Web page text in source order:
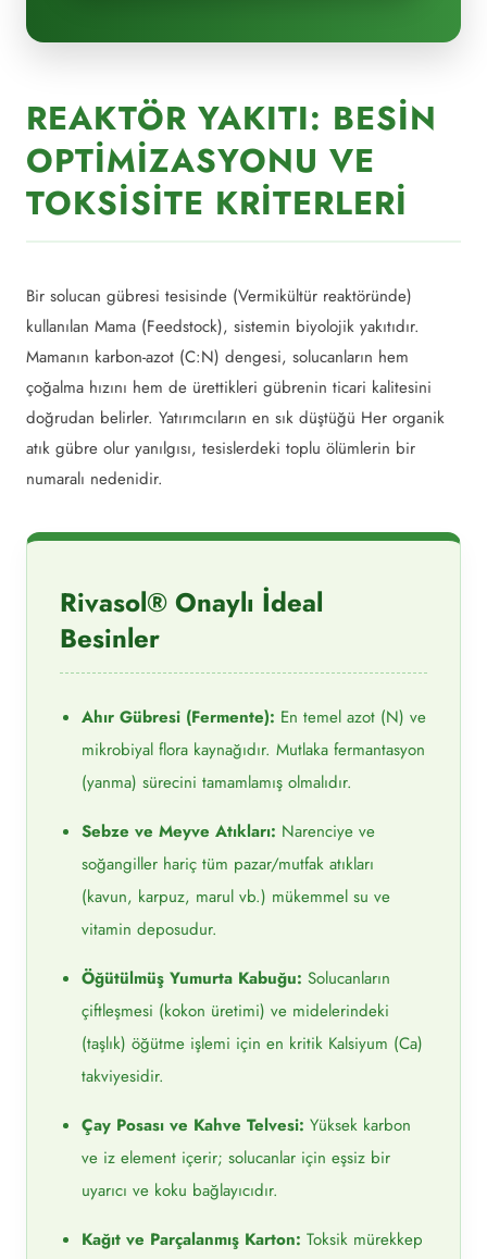
REAKTÖR YAKITI: BESIN
OPTIMIZASYONU VE
TOKSISITE KRITERLERI
Bir solucan gübresi tesisinde (Vermikültür reaktöründe)
kullanılan Mama (Feedstock), sistemin biyolojik yakıtıdır.
Mamanın karbon-azot (C:N) dengesi, solucanların hem
çoğalma hızını hem de ürettikleri gübrenin ticari kalitesini
doğrudan belirler. Yatırımcıların en sık düştüğü Her organik
atık gübre olur yanılgısı, tesislerdeki toplu ölümlerin bir
numaralı nedenidir.
Rivasol® Onaylı İdeal
Besinler
Ahır Gübresi (Fermente): En temel azot (N) ve
mikrobiyal flora kaynağıdır. Mutlaka fermantasyon
(yanma) sürecini tamamlamış olmalıdır.
Sebze ve Meyve Atıkları: Narenciye ve
soğangiller hariç tüm pazar/mutfak atıkları
(kavun, karpuz, marul vb.) mükemmel su ve
vitamin deposudur.
Öğütülmüş Yumurta Kabuğu: Solucanların
çiftleşmesi (kokon üretimi) ve midelerindeki
(taşlık) öğütme işlemi için en kritik Kalsiyum (Ca)
takviyesidir.
Çay Posası ve Kahve Telvesi: Yüksek karbon
ve iz element içerir; solucanlar için eşsiz bir
uyarıcı ve koku bağlayıcıdır.
Kağıt ve Parçalanmış Karton: Toksik mürekkep